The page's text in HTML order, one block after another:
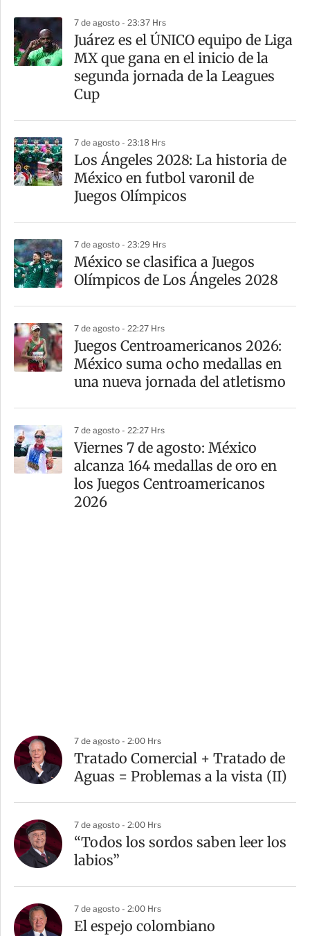
a
r
t
7 de agosto - 23:37 Hrs
Juárez es el ÚNICO equipo de Liga
MX que gana en el inicio de la
segunda jornada de la Leagues
Cup
7 de agosto - 23:18 Hrs
Los Ángeles 2028: La historia de
México en futbol varonil de
Juegos Olímpicos
7 de agosto - 23:29 Hrs
México se clasifica a Juegos
Olímpicos de Los Ángeles 2028
7 de agosto - 22:27 Hrs
Juegos Centroamericanos 2026:
México suma ocho medallas en
una nueva jornada del atletismo
7 de agosto - 22:27 Hrs
Viernes 7 de agosto: México
alcanza 164 medallas de oro en
los Juegos Centroamericanos
2026
7 de agosto - 2:00 Hrs
Tratado Comercial + Tratado de
Aguas = Problemas a la vista (II)
7 de agosto - 2:00 Hrs
“Todos los sordos saben leer los
labios”
7 de agosto - 2:00 Hrs
El espejo colombiano